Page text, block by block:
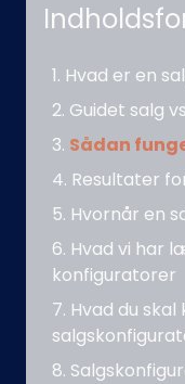
Hvad er en
Guidet salg
Sådan
Resultater
Hvornår en
Hvad vi har
konfiguratorer
Hvad du